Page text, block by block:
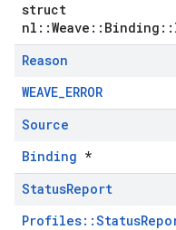
struct
Reason
WEAVE_ERROR
Source
Binding *
StatusReport